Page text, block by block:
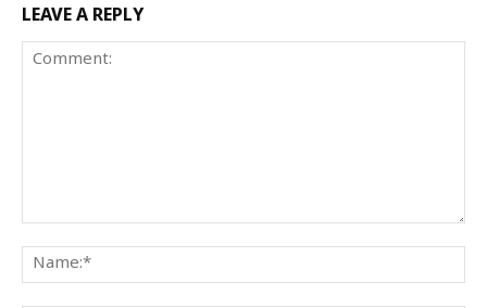
LEAVE A REPLY